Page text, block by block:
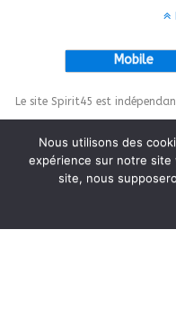
Mobile
Le site Spirit45 est
This site is
Nous utilisons des
expérience sur notre site
site, nous